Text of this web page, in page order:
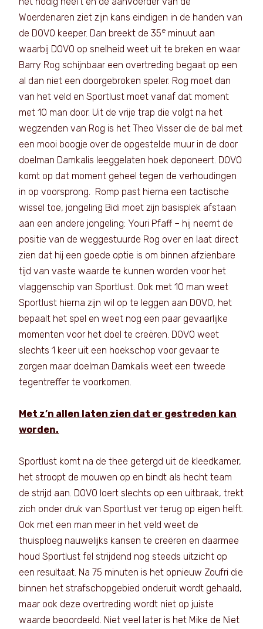
Woerdenaren ziet zijn kans eindigen in de handen van
de DOVO keeper. Dan breekt de 35e minuut aan
waarbij DOVO op snelheid weet uit te breken en waar
Barry Rog schijnbaar een overtreding begaat op een
al dan niet een doorgebroken speler. Rog moet dan
van het veld en Sportlust moet vanaf dat moment
met 10 man door. Uit de vrije trap die volgt na het
wegzenden van Rog is het Theo Visser die de bal met
een mooi boogje over de opgestelde muur in de door
doelman Damkalis leeggelaten hoek deponeert. DOVO
komt op dat moment geheel tegen de verhoudingen
in op voorsprong. Romp past hierna een tactische
wissel toe, jongeling Bidi moet zijn basisplek afstaan
aan een andere jongeling: Youri Pfaff – hij neemt de
positie van de weggestuurde Rog over en laat direct
zien dat hij een goede optie is om binnen afzienbare
tijd van vaste waarde te kunnen worden voor het
vlaggenschip van Sportlust. Ook met 10 man weet
Sportlust hierna zijn wil op te leggen aan DOVO, het
bepaalt het spel en weet nog een paar gevaarlijke
momenten voor het doel te creëren. DOVO weet
slechts 1 keer uit een hoekschop voor gevaar te
zorgen maar doelman Damkalis weet een tweede
tegentreffer te voorkomen.
Met z’n allen laten zien dat er gestreden kan
worden.
Sportlust komt na de thee getergd uit de kleedkamer,
het stroopt de mouwen op en bindt als hecht team
de strijd aan. DOVO loert slechts op een uitbraak, trekt
zich onder druk van Sportlust ver terug op eigen helft.
Ook met een man meer in het veld weet de
thuisploeg nauwelijks kansen te creëren en daarmee
houd Sportlust fel strijdend nog steeds uitzicht op
een resultaat. Na 75 minuten is het opnieuw Zoufri die
binnen het strafschopgebied onderuit wordt gehaald,
maar ook deze overtreding wordt niet op juiste
waarde beoordeeld. Niet veel later is het Mike de Niet